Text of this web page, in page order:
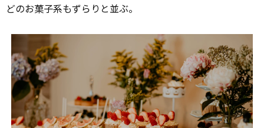
どのお菓子系もずらりと並ぶ。